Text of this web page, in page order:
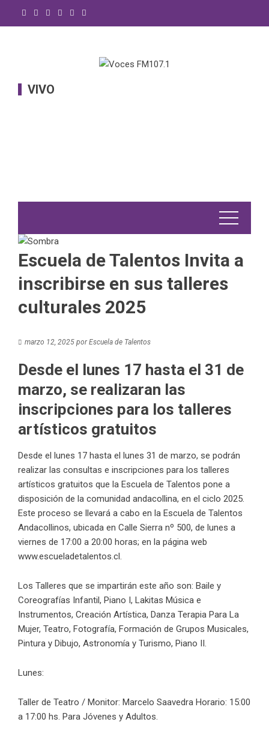
VIVO
Escuela de Talentos Invita a
inscribirse en sus talleres
culturales 2025
marzo 12, 2025 porEscuela de Talentos
Desde el lunes 17 hasta el 31 de
marzo, se realizaran las
inscripciones para los talleres
artísticos gratuitos
Desde el lunes 17 hasta el lunes 31 de marzo, se podrán
realizar las consultas e inscripciones para los talleres
artísticos gratuitos que la Escuela de Talentos pone a
disposición de la comunidad andacollina, en el ciclo 2025.
Este proceso se llevará a cabo en la Escuela de Talentos
Andacollinos, ubicada en Calle Sierra nº 500, de lunes a
viernes de 17:00 a 20:00 horas; en la página web
www.escueladetalentos.cl.
Los Talleres que se impartirán este año son: Baile y
Coreografías Infantil, Piano I, Lakitas Música e
Instrumentos, Creación Artística, Danza Terapia Para La
Mujer, Teatro, Fotografía, Formación de Grupos Musicales,
Pintura y Dibujo, Astronomía y Turismo, Piano II.
Lunes:
Taller de Teatro / Monitor: Marcelo Saavedra Horario: 15:00
a 17:00 hs. Para Jóvenes y Adultos.